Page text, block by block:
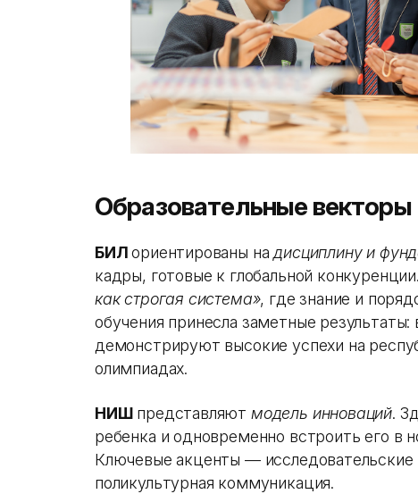
Образовательные векторы
БИЛориентированы надисциплину и
кадры, готовые к глобальной
как строгая система», где знание и
обучения принесла заметные
демонстрируют высокие успехи на
олимпиадах.
НИШпредставляют модель инноваций.
ребенка и одновременно встроить его в
Ключевые акценты —
поликультурная коммуникация.